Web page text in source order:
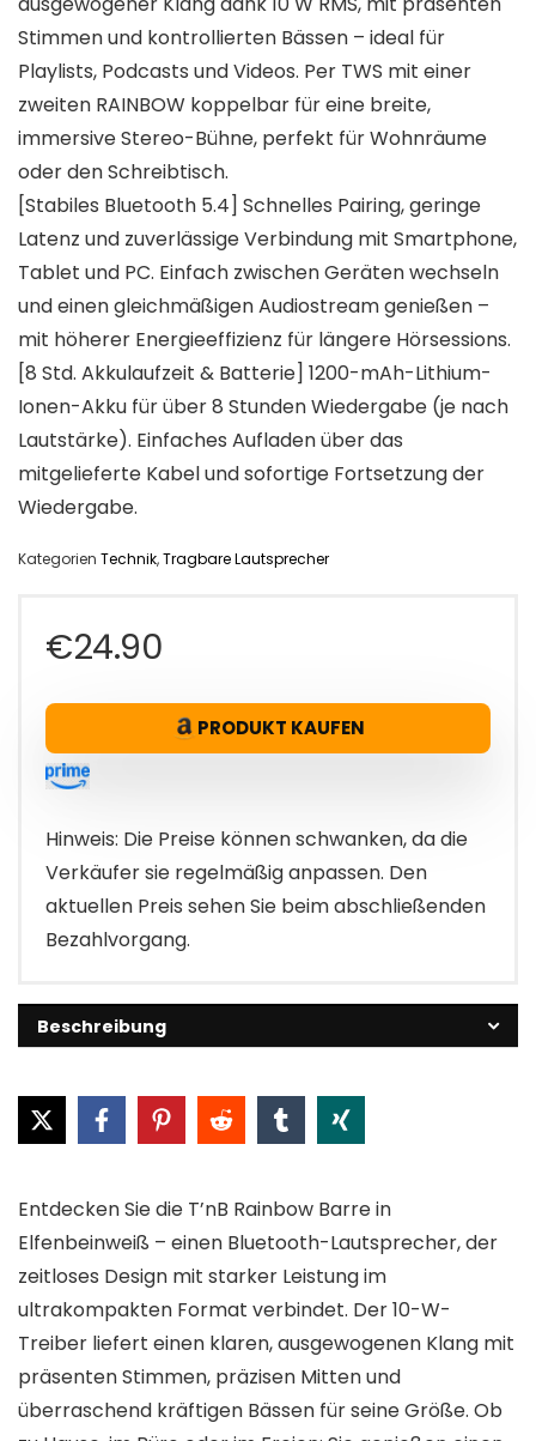
Stimmen und kontrollierten Bässen – ideal für
Playlists, Podcasts und Videos. Per TWS mit einer
zweiten RAINBOW koppelbar für eine breite,
immersive Stereo-Bühne, perfekt für Wohnräume
oder den Schreibtisch.
[Stabiles Bluetooth 5.4] Schnelles Pairing, geringe
Latenz und zuverlässige Verbindung mit Smartphone,
Tablet und PC. Einfach zwischen Geräten wechseln
und einen gleichmäßigen Audiostream genießen –
mit höherer Energieeffizienz für längere Hörsessions.
[8 Std. Akkulaufzeit & Batterie] 1200-mAh-Lithium-
Ionen-Akku für über 8 Stunden Wiedergabe (je nach
Lautstärke). Einfaches Aufladen über das
mitgelieferte Kabel und sofortige Fortsetzung der
Wiedergabe.
Kategorien Technik,Tragbare Lautsprecher
€24.90
PRODUKT KAUFEN
Hinweis: Die Preise können schwanken, da die
Verkäufer sie regelmäßig anpassen. Den
aktuellen Preis sehen Sie beim abschließenden
Bezahlvorgang.
Beschreibung
Entdecken Sie die T’nB Rainbow Barre in
Elfenbeinweiß – einen Bluetooth-Lautsprecher, der
zeitloses Design mit starker Leistung im
ultrakompakten Format verbindet. Der 10-W-
Treiber liefert einen klaren, ausgewogenen Klang mit
präsenten Stimmen, präzisen Mitten und
überraschend kräftigen Bässen für seine Größe. Ob